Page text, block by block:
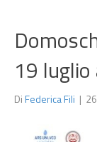
19
DiFederica Fili |